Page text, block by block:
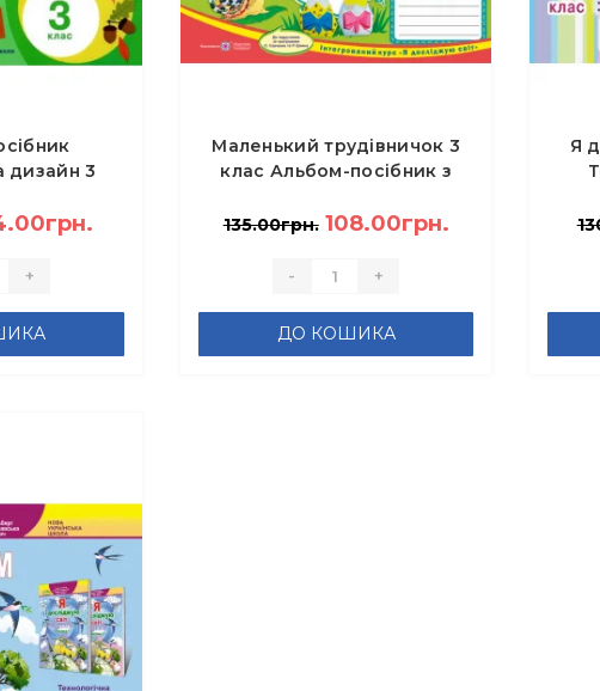
дизайн 3
+
Маленький трудівничок 3
клас Альбом-посібник з
Роговська Л.
135.00грн. 108.00грн.
- +
ДО КОШИКА
Я